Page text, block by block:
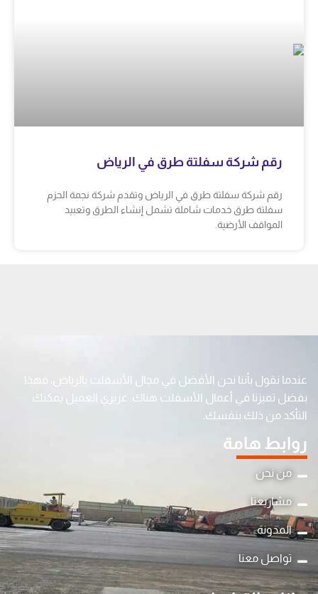
رقم شركة سفلتة طرق في الرياض
رقم شركة سفلتة طرق في الرياض وتقدم شركة نجمة الحزم
سفلتة طرق خدمات شاملة تشمل إنشاء الطرق وتعبيد
المواقف الأرضية.
عندما نقول بأننا نحن الأفضل في مجال الأسفلت بالرياض، فهذا
بفضل تميزنا في أعمال الأسفلت هناك. عزيزي العميل يمكنك
التأكد من ذلك بنفسك.
روابط هامة
من نحن
مشاريعنا
المدونة
تواصل معنا